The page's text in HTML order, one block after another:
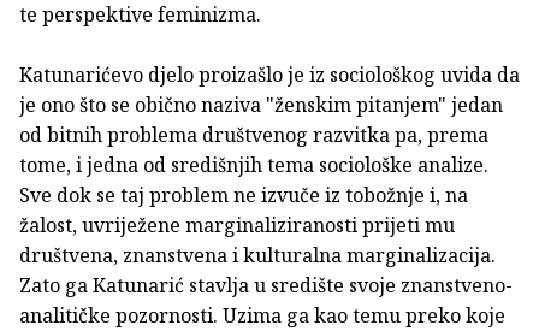
te perspektive feminizma.
Katunarićevo djelo proizašlo je iz sociološkog uvida da
je ono što se obično naziva "ženskim pitanjem" jedan
od bitnih problema društvenog razvitka pa, prema
tome, i jedna od središnjih tema sociološke analize.
Sve dok se taj problem ne izvuče iz tobožnje i, na
žalost, uvriježene marginaliziranosti prijeti mu
društvena, znanstvena i kulturalna marginalizacija.
Zato ga Katunarić stavlja u središte svoje znanstveno-
analitičke pozornosti. Uzima ga kao temu preko koje